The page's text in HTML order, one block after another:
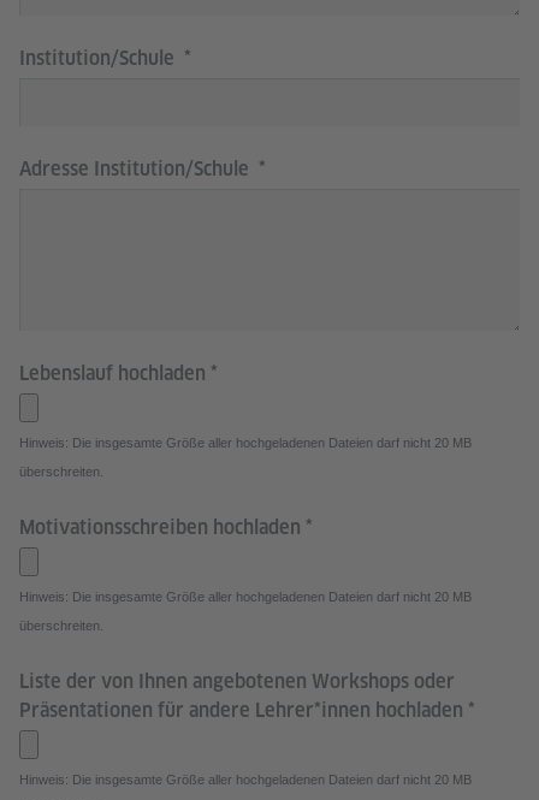
Institution/Schule
Adresse Institution/Schule
Lebenslauf hochladen
Hinweis: Die insgesamte Größe aller hochgeladenen Dateien darf nicht 20 MB
überschreiten.
Motivationsschreiben hochladen
Hinweis: Die insgesamte Größe aller hochgeladenen Dateien darf nicht 20 MB
überschreiten.
Liste der von Ihnen angebotenen Workshops oder
Präsentationen für andere Lehrer*innen hochladen
Hinweis: Die insgesamte Größe aller hochgeladenen Dateien darf nicht 20 MB